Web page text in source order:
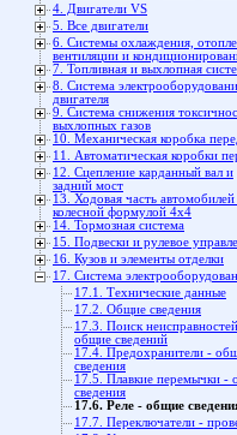
4. Двигатели VS
5. Все двигатели
6. Системы охлаждения,
вентиляции и
7. Топливная и выхлопная
8. Система
двигателя
9. Система снижения
выхлопных газов
10. Механическая коробка
11. Автоматическая коробки
12. Сцепление карданный вал и
задний мост
13. Ходовая часть автомобилей
колесной формулой 4x4
14. Тормозная система
15. Подвески и рулевое
16. Кузов и элементы отделки
17. Система
17.1. Технические данные
17.2. Общие сведения
17.3. Поиск
общие сведений
17.4. Предохранители -
сведения
17.5. Плавкие перемычки -
сведения
17.6. Реле - общие
17.7. Переключатели -